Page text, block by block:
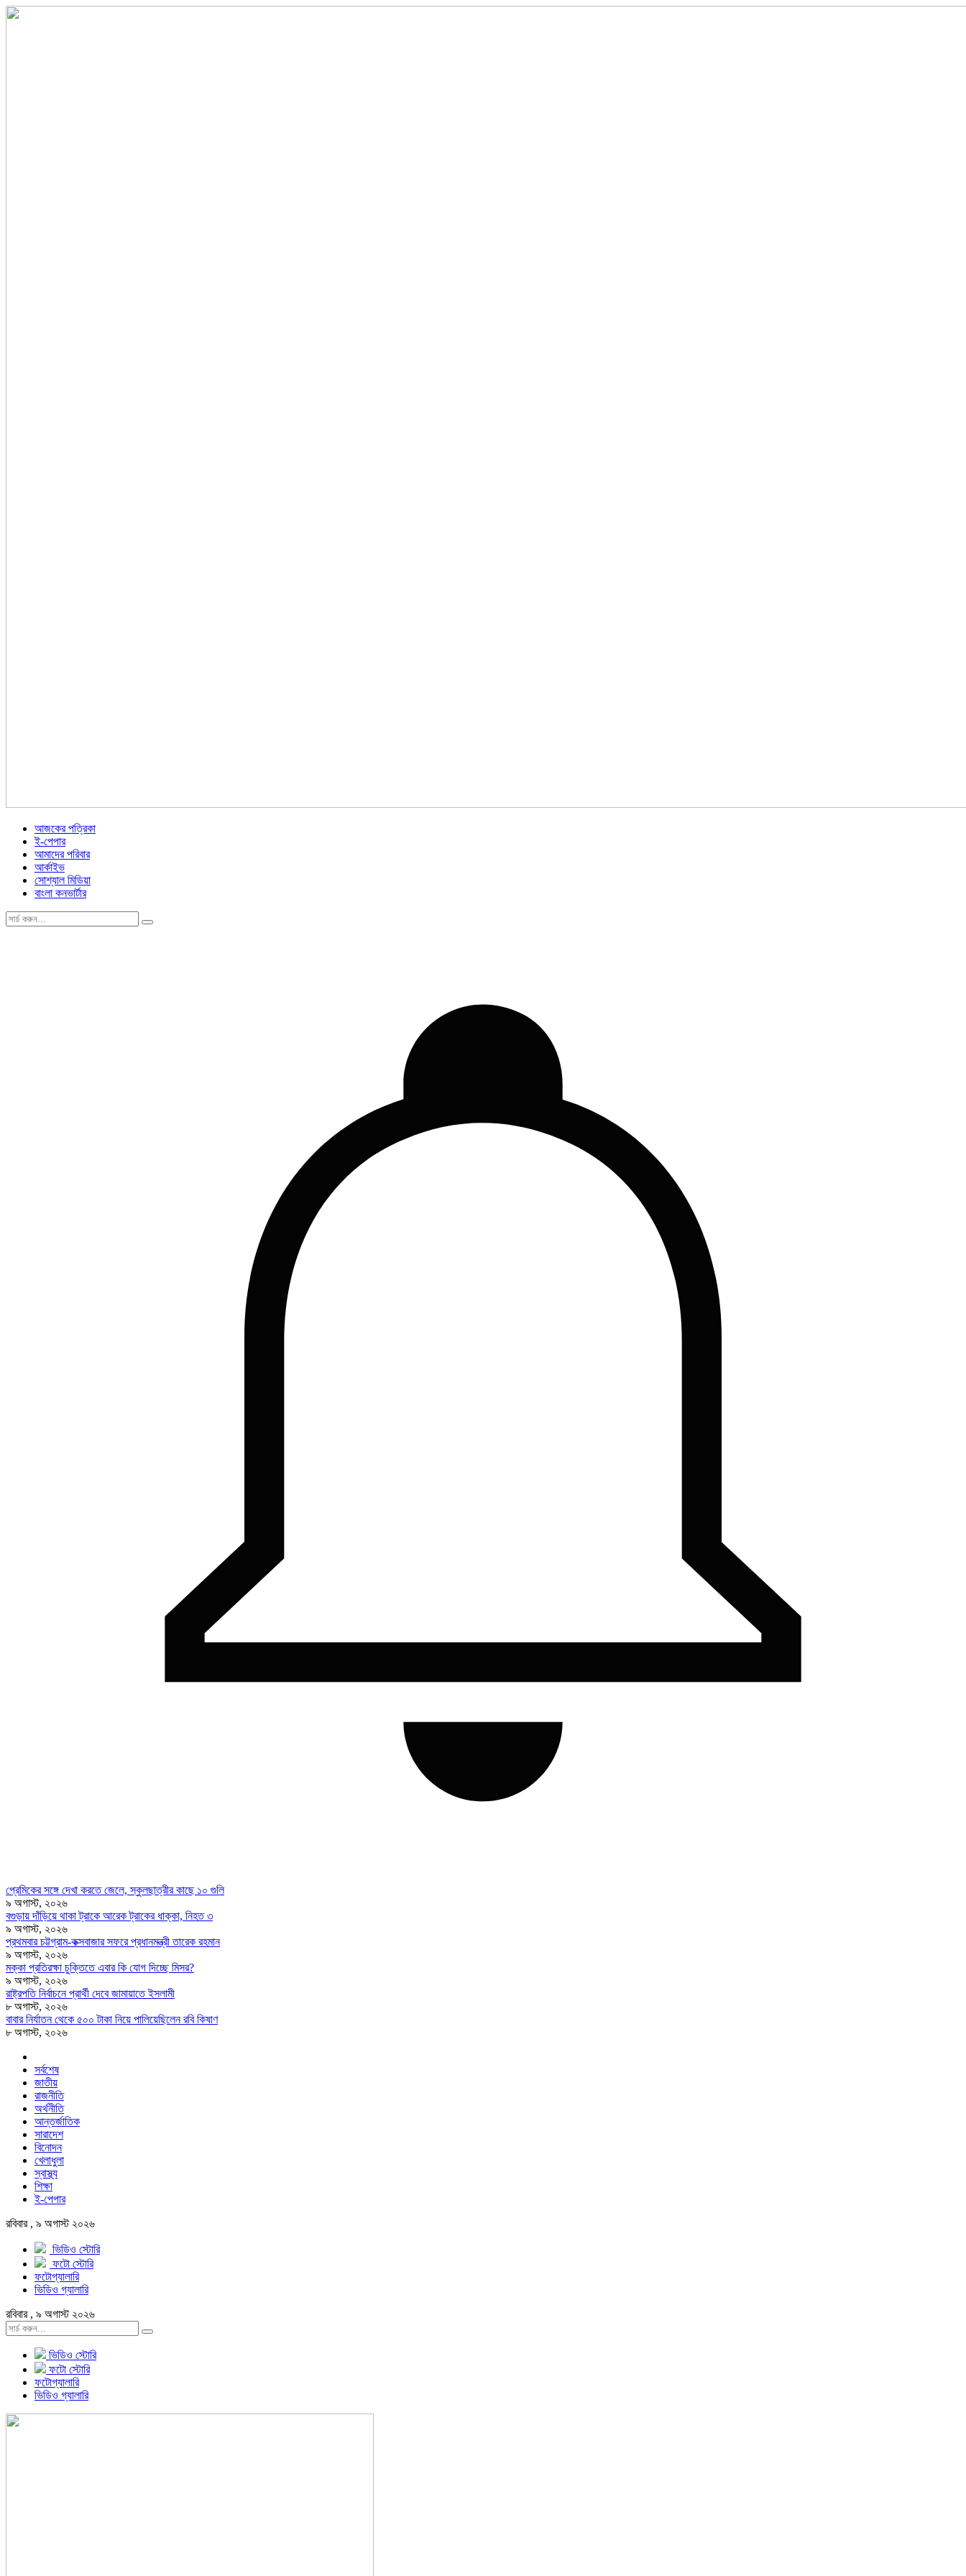
আজকের পত্রিকা
ই-পেপার
আমাদের পরিবার
আর্কাইভ
সোশ্যাল মিডিয়া
বাংলা কনভার্টার
প্রেমিকের সঙ্গে দেখা করতে জেলে, স্কুলছাত্রীর কাছে ১০ গুলি
৯ অগাস্ট, ২০২৬
বগুড়ায় দাঁড়িয়ে থাকা ট্রাকে আরেক ট্রাকের ধাক্কা, নিহত ৩
৯ অগাস্ট, ২০২৬
প্রথমবার চট্টগ্রাম-কক্সবাজার সফরে প্রধানমন্ত্রী তারেক রহমান
৯ অগাস্ট, ২০২৬
মক্কা প্রতিরক্ষা চুক্তিতে এবার কি যোগ দিচ্ছে মিসর?
৯ অগাস্ট, ২০২৬
রাষ্ট্রপতি নির্বাচনে প্রার্থী দেবে জামায়াতে ইসলামী
৮ অগাস্ট, ২০২৬
বাবার নির্যাতন থেকে ৫০০ টাকা নিয়ে পালিয়েছিলেন রবি কিষাণ
৮ অগাস্ট, ২০২৬
সর্বশেষ
জাতীয়
রাজনীতি
অর্থনীতি
আন্তর্জাতিক
সারাদেশ
বিনোদন
খেলাধুলা
স্বাস্থ্য
শিক্ষা
ই-পেপার
রবিবার , ৯ অগাস্ট ২০২৬
ভিডিও স্টোরি
ফটো স্টোরি
ফটোগ্যালারি
ভিডিও গ্যালারি
রবিবার , ৯ অগাস্ট ২০২৬
ভিডিও স্টোরি
ফটো স্টোরি
ফটোগ্যালারি
ভিডিও গ্যালারি